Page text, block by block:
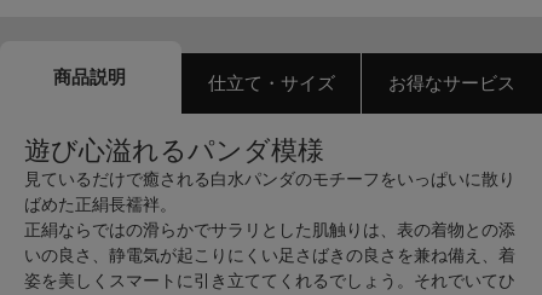
商品説明 仕立て・サイズ お得なサービス
遊び心溢れるパンダ模様
見ているだけで癒される白水パンダのモチーフをいっぱいに散り
ばめた正絹長襦袢。
正絹ならではの滑らかでサラリとした肌触りは、表の着物との添
いの良さ、静電気が起こりにくい足さばきの良さを兼ね備え、着
姿を美しくスマートに引き立ててくれるでしょう。それでいてひ